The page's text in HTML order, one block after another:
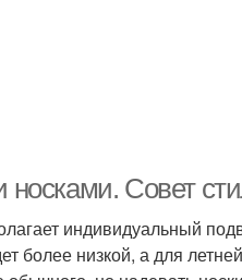
Совет
индивидуальный
более низкой, а для